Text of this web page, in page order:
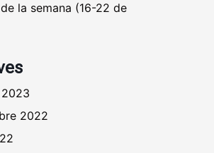
la semana (16-22 de
2022